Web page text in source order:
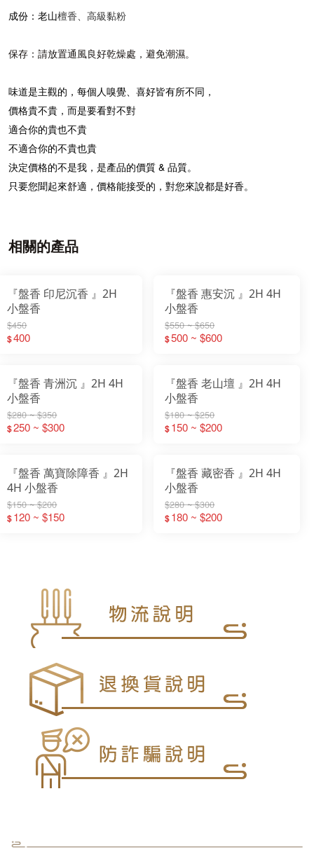
成份：老山檀香、高級黏粉
保存：請放置通風良好乾燥處，避免潮濕。
味道是主觀的，每個人嗅覺、喜好皆有所不同，
價格貴不貴，而是要看對不對
適合你的貴也不貴
不適合你的不貴也貴
決定價格的不是我，是產品的價質 & 品質。
只要您聞起來舒適，價格能接受的，對您來說都是好香。
相關的產品
『盤香 印尼沉香 』2H
小盤香
$450
$400
『盤香 惠安沉 』2H 4H
小盤香
$550 ~ $650
$500 ~ $600
『盤香 青洲沉 』2H 4H
小盤香
$280 ~ $350
$250 ~ $300
『盤香 老山壇 』2H 4H
小盤香
$180 ~ $250
$150 ~ $200
『盤香 萬寶除障香 』2H
4H 小盤香
$150 ~ $200
$120 ~ $150
『盤香 藏密香 』2H 4H
小盤香
$280 ~ $300
$180 ~ $200